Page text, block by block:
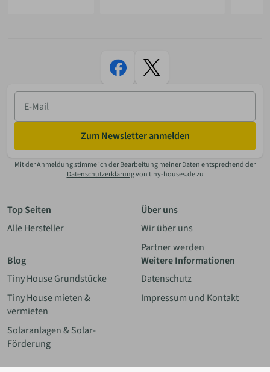
Zurücksetzen
E-
Mail
Zum Newsletter anmelden
Mit der Anmeldung stimme ich der Bearbeitung meiner Daten entsprechend der
Datenschutzerklärungvon tiny-houses.de zu
Top Seiten
Alle Hersteller
Über uns
Wir über uns
Partner werden
Blog
Tiny House Grundstücke
Tiny House mieten &
vermieten
Solaranlagen & Solar-
Förderung
Weitere Informationen
Datenschutz
Impressum und Kontakt